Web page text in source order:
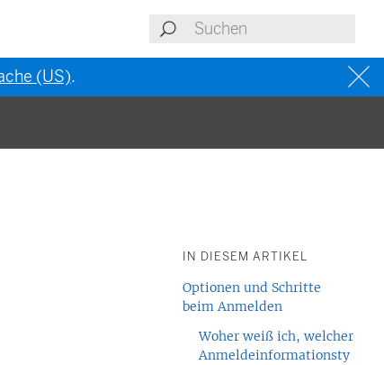
(US).
IN DIESEM ARTIKEL
Optionen und Schritte
beim Anmelden
Woher weiß ich, welcher
Anmeldeinformationsty